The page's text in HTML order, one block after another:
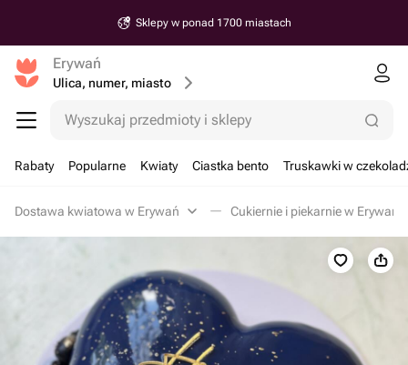
Sklepy w ponad 1700 miastach
Erywań
Ulica, numer, miasto
Wyszukaj przedmioty i sklepy
Rabaty Popularne Kwiaty Ciastka bento Truskawki w
Dostawa kwiatowa w Erywań Cukiernie i piekarnie w Erywań